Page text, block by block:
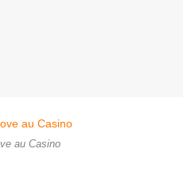
au Casino